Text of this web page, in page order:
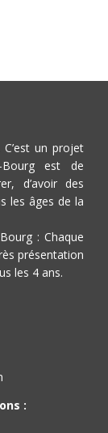
un projet
Bourg est de
d’avoir des
les âges de la
: Chaque
présentation
les 4 ans.
: